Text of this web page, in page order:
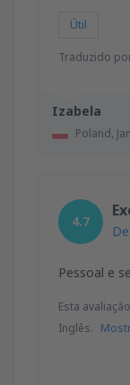
Izabela
Poland,
Útil
Traduzido
4.7
Pessoal e
Esta
Inglês.